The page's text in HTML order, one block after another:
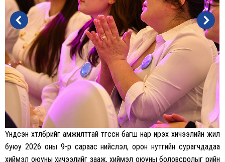
Үндсэн хөтөлбөрийг амжилттай төгссөн багш нар ирэх хичээлийн жил
буюу 2026 оны 9-р сараас нийслэл, орон нутгийн сурагчдадаа
хиймэл оюуны хичээлийг зааж, хиймэл оюуны боловсролыг өөрийн